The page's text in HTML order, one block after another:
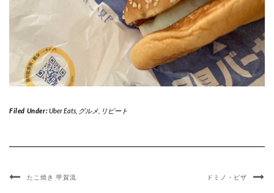
Filed Under:Uber Eats, グルメ, リピート
たこ焼き 甲賀流 ドミノ・ピザ